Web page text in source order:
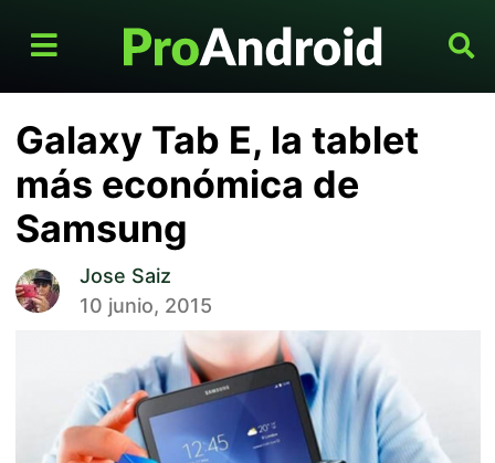
Galaxy Tab E, la tablet
más económica de
Samsung
Jose Saiz
10 junio, 2015